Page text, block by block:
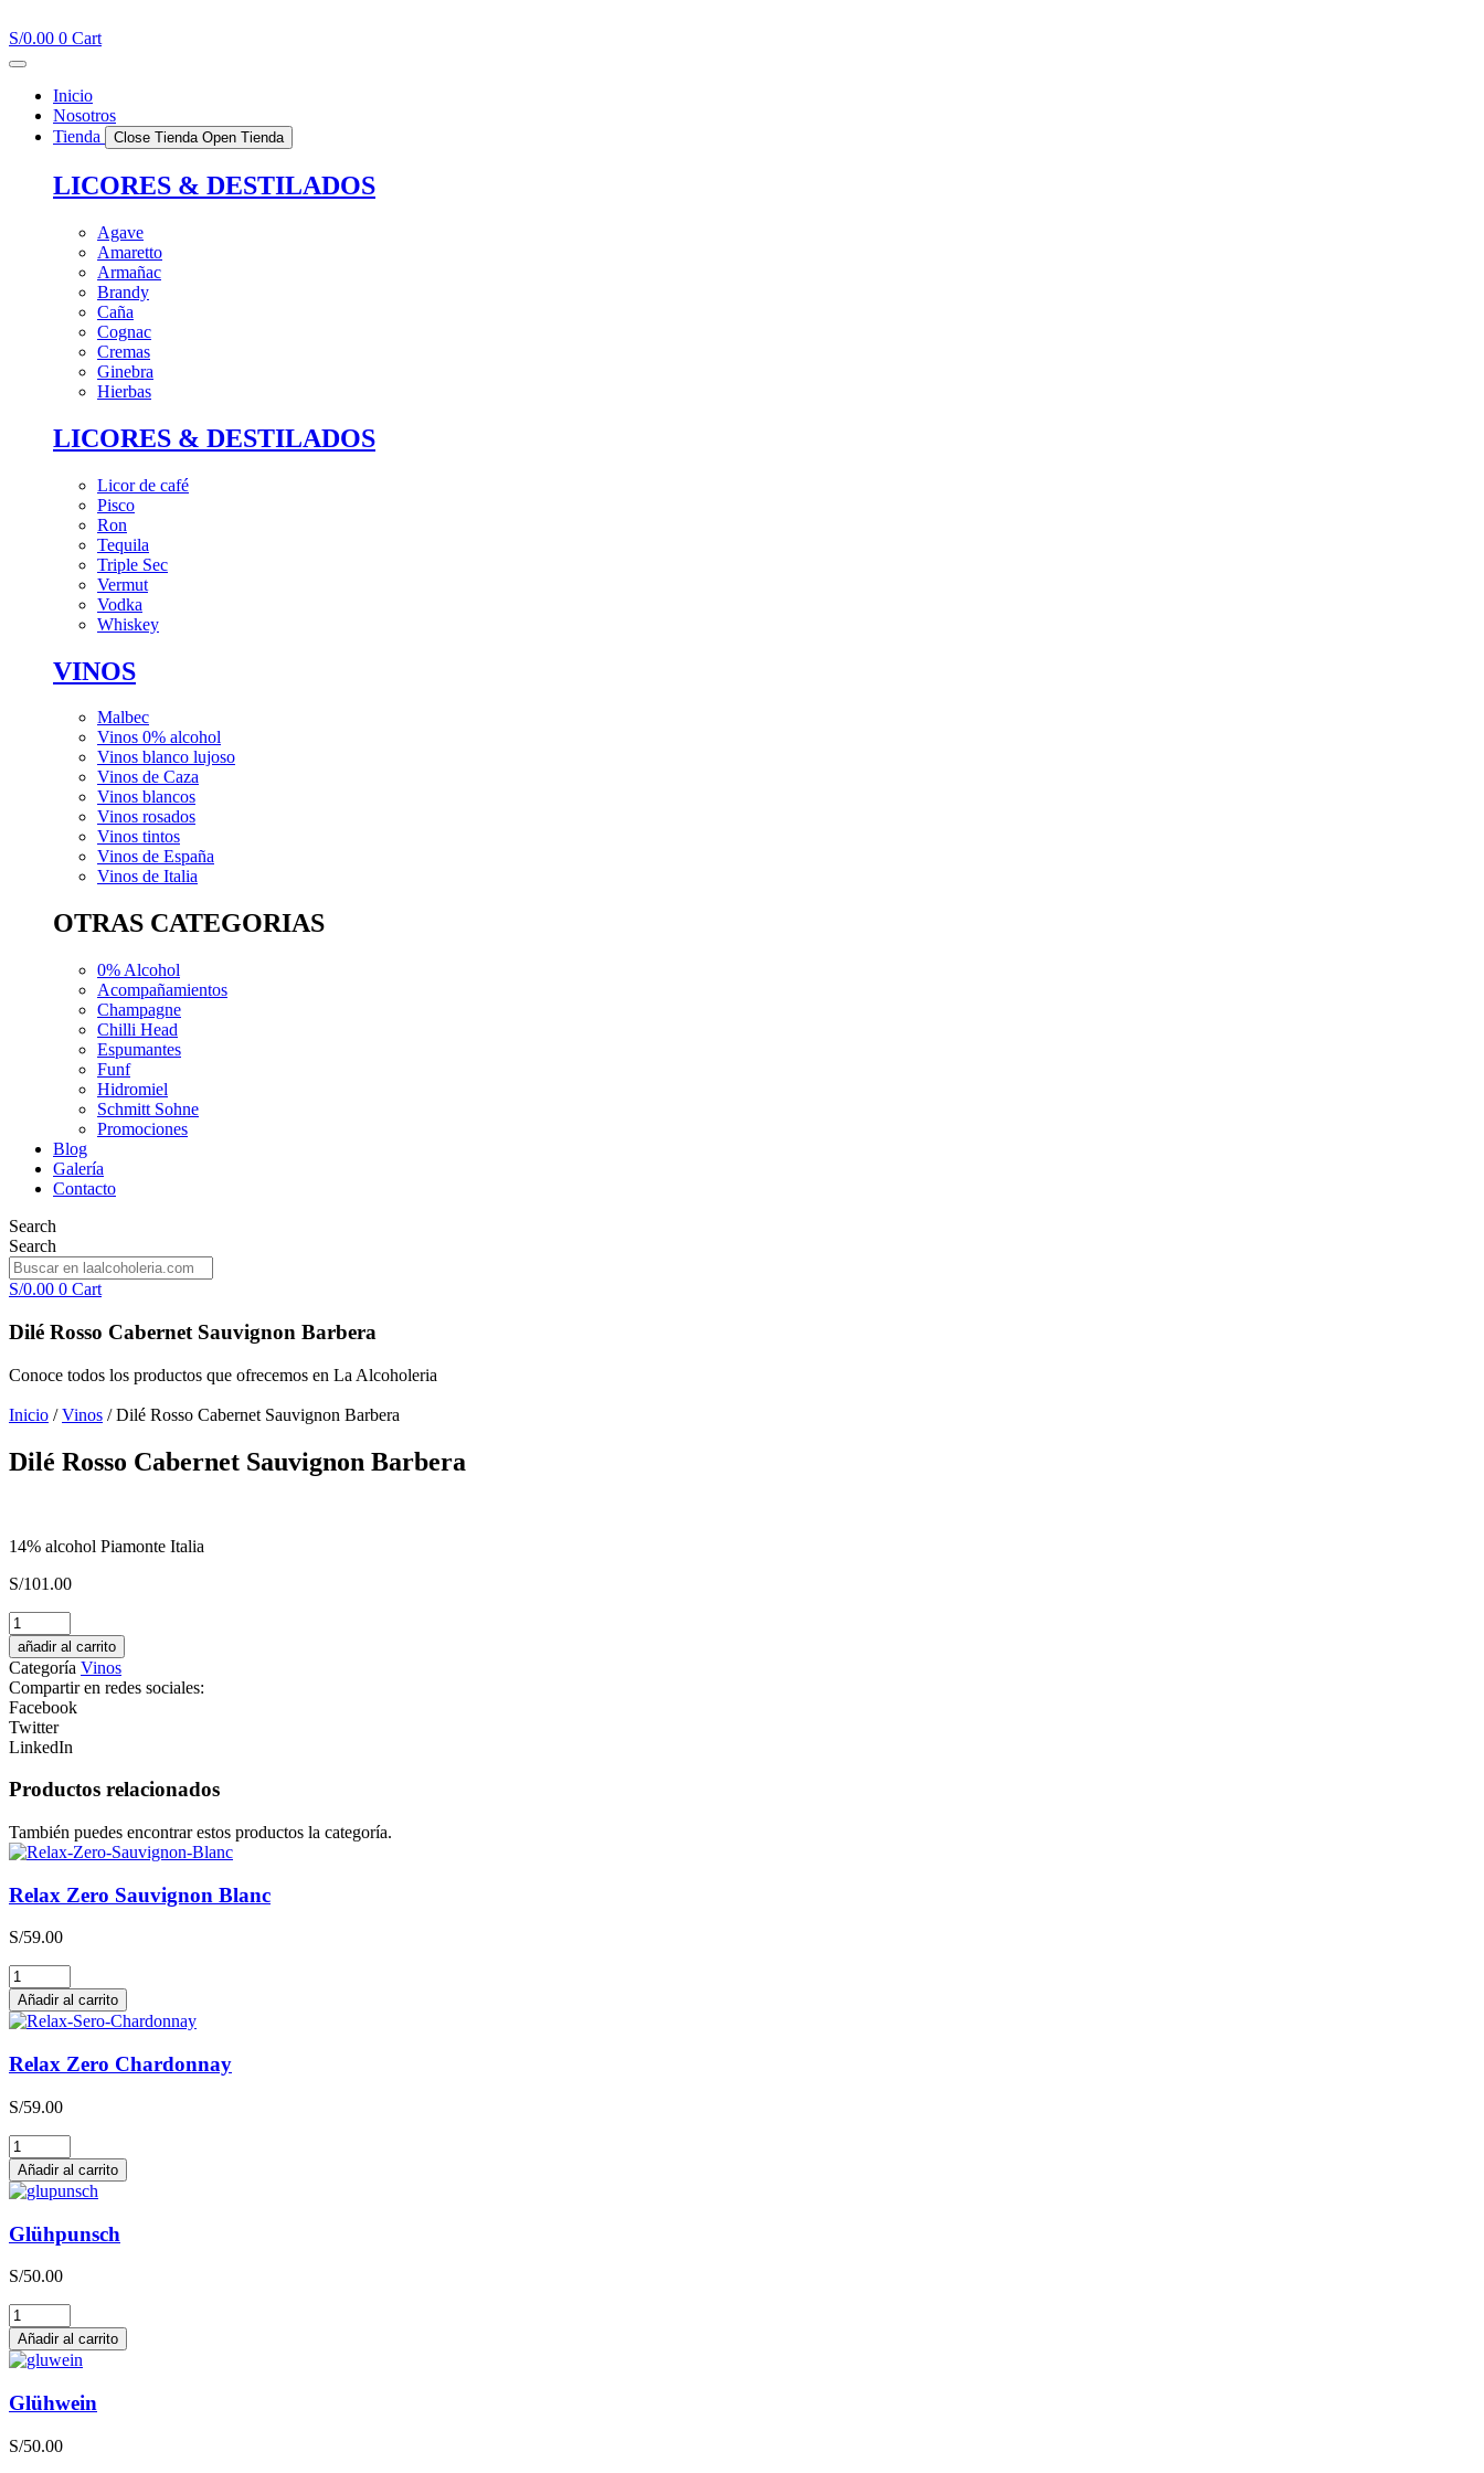
al
contenido
S/0.00 0 Cart
Inicio
Nosotros
Tienda
Close Tienda Open Tienda
LICORES & DESTILADOS
Agave
Amaretto
Armañac
Brandy
Caña
Cognac
Cremas
Ginebra
Hierbas
LICORES & DESTILADOS
Licor de café
Pisco
Ron
Tequila
Triple Sec
Vermut
Vodka
Whiskey
VINOS
Malbec
Vinos 0% alcohol
Vinos blanco lujoso
Vinos de Caza
Vinos blancos
Vinos rosados
Vinos tintos
Vinos de España
Vinos de Italia
OTRAS CATEGORIAS
0% Alcohol
Acompañamientos
Champagne
Chilli Head
Espumantes
Funf
Hidromiel
Schmitt Sohne
Promociones
Blog
Galería
Contacto
Search
Search
S/0.00 0 Cart
Dilé Rosso Cabernet Sauvignon Barbera
Conoce todos los productos que ofrecemos en La Alcoholeria
Inicio /Vinos / Dilé Rosso Cabernet Sauvignon Barbera
Dilé Rosso Cabernet Sauvignon Barbera
14% alcohol Piamonte Italia
S/101.00
CONCIERE
GIN
Destilado
Americano
cantidad
añadir al carrito
Categoría Vinos
Compartir en redes sociales:
Facebook
Twitter
LinkedIn
Productos relacionados
También puedes encontrar estos productos la categoría.
Relax Zero Sauvignon Blanc
S/59.00
Relax
Zero
Sauvignon
Blanc
cantidad
Añadir al carrito
Relax Zero Chardonnay
S/59.00
Relax
Zero
Chardonnay
cantidad
Añadir al carrito
Glühpunsch
S/50.00
Glühpunsch
cantidad
Añadir al carrito
Glühwein
S/50.00